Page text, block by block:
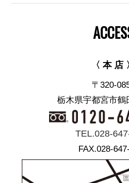
〈 本 店
〒320-
栃木県宇都宮市鶴
TEL.028-
FAX.028-